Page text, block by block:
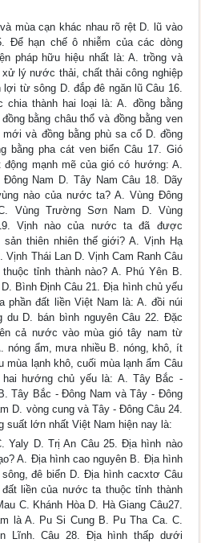
mùa cạn khác nhau rõ rệt D. lũ vào
Để hạn chế ô nhiễm của các dòng
pháp hữu hiệu nhất là: A. trồng và
xử lý nước thải, chất thải công nghiệp
từ sông D. đắp đê ngăn lũ Câu 16.
thành hai loại là: A. đồng bằng
bằng châu thổ và đồng bằng ven
mới và đồng bằng phù sa cổ D. đồng
bằng pha cát ven biển Câu 17. Gió
mạnh mẽ của gió có hướng: A.
Nam D. Tây Nam Câu 18. Dãy
nào của nước ta? A. Vùng Đông
Vùng Trường Sơn Nam D. Vùng
Vịnh nào của nước ta đã được
sản thiên nhiên thế giới? A. Vịnh Hạ
Vịnh Thái Lan D. Vịnh Cam Ranh Câu
tỉnh thành nào? A. Phú Yên B.
D. Bình Định Câu 21. Địa hình chủ yếu
phần đất liền Việt Nam là: A. đồi núi
du D. bán bình nguyên Câu 22. Đặc
cả nước vào mùa gió tây nam từ
nóng ẩm, mưa nhiều B. nóng, khô, ít
mùa lạnh khô, cuối mùa lạnh ẩm Câu
hướng chủ yếu là: A. Tây Bắc -
Tây Bắc - Đông Nam và Tây - Đông
D. vòng cung và Tây - Đông Câu 24.
suất lớn nhất Việt Nam hiện nay là:
Yaly D. Trị An Câu 25. Địa hình nào
A. Địa hình cao nguyên B. Địa hình
đê biển D. Địa hình cacxtơ Câu
liền của nước ta thuộc tỉnh thành
C. Khánh Hòa D. Hà Giang Câu27.
là A. Pu Si Cung B. Pu Tha Ca. C.
Lĩnh. Câu 28. Địa hình thấp dưới